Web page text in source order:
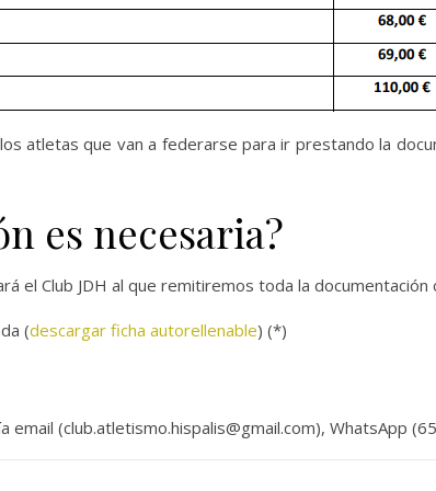
atletas que van a federarse para ir prestando la
es necesaria?
el Club JDH al que remitiremos toda la documentación
(descargar ficha autorellenable) (*)
(club.atletismo.hispalis@gmail.com), WhatsApp